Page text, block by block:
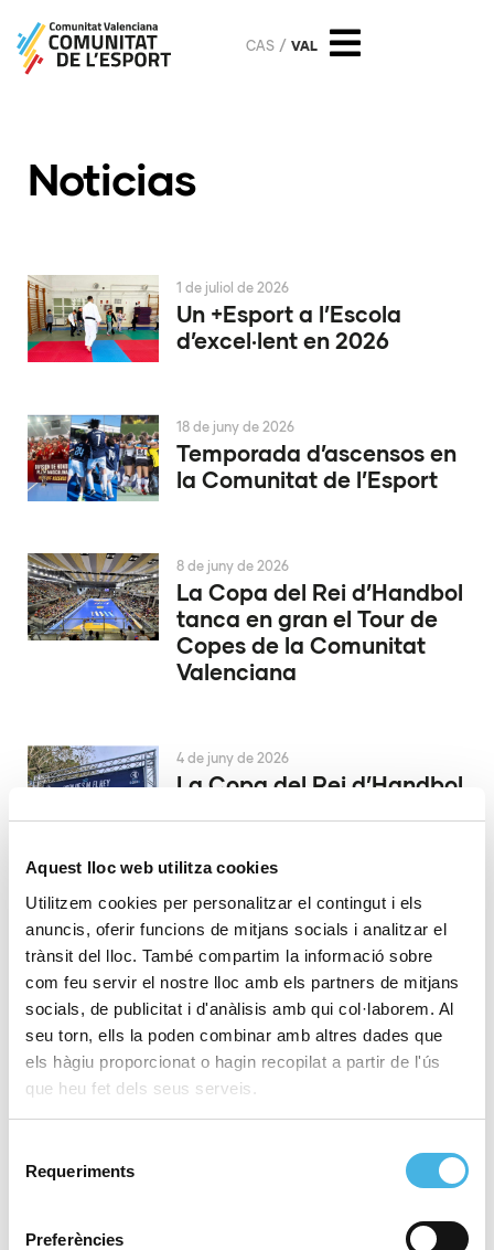
Aquest lloc web utilitza cookies
Utilitzem cookies per personalitzar el contingut i els
anuncis, oferir funcions de mitjans socials i analitzar el
trànsit del lloc. També compartim la informació sobre
com feu servir el nostre lloc amb els partners de mitjans
socials, de publicitat i d'anàlisis amb qui col·laborem. Al
seu torn, ells la poden combinar amb altres dades que
els hàgiu proporcionat o hagin recopilat a partir de l'ús
que heu fet dels seus serveis.
Requeriments
Preferències
CAS VAL
Noticias
Un +Esport a l’Escola
d’excel·lent en 2026
1 de juliol de 2026
Temporada d’ascensos en
la Comunitat de l’Esport
18 de juny de 2026
La Copa del Rei d’Handbol
tanca en gran el Tour de
Copes de la Comunitat
Valenciana
8 de juny de 2026
La Copa del Rei d’Handbol
4 de juny de 2026
El València Club d’Hoquei
ascendix a la màxima
catogoría
29 de maig de 2026
El València Club d’Hoquei,
a brindar el tercer ascens
Comunitat de l’Esport
28 de maig de 2026